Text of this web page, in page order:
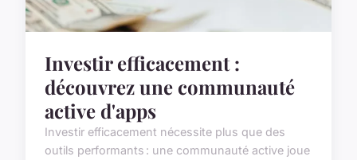
Investir efficacement :
découvrez une communauté
active d'apps
Investir efficacement nécessite plus que des
outils performants : une communauté active joue